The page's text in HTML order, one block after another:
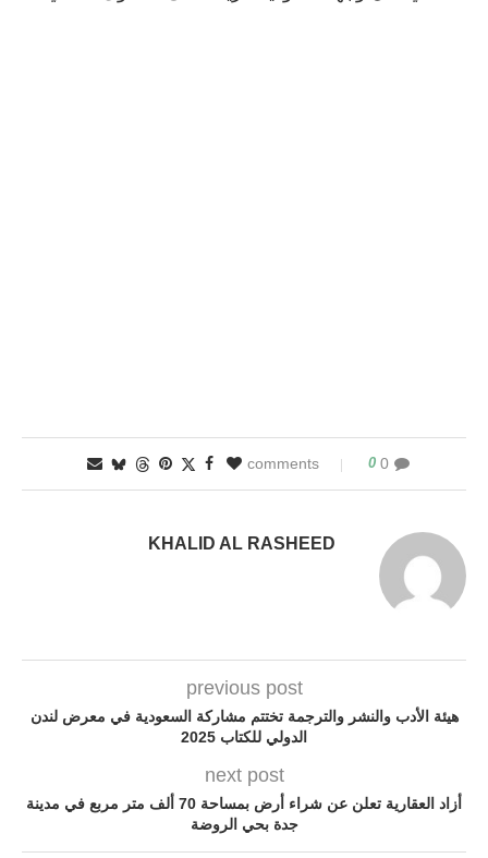
0 comments
0
KHALID AL RASHEED
previous post
هيئة الأدب والنشر والترجمة تختتم مشاركة السعودية في معرض لندن
الدولي للكتاب 2025
next post
أزاد العقارية تعلن عن شراء أرض بمساحة 70 ألف متر مربع في مدينة
جدة بحي الروضة